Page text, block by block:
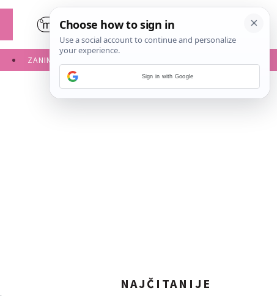
ZANIMLJIVOSTI
NAJČITANIJE
Sign in with Google